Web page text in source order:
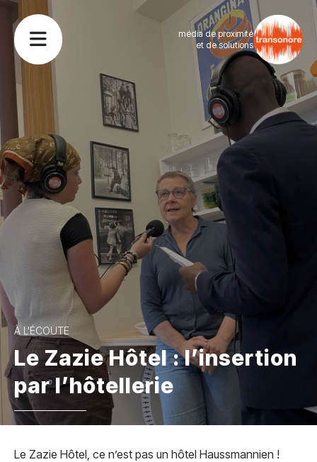
média de proximité
et de solutions
À L'ÉCOUTE
Le Zazie Hôtel : l’insertion
par l’hôtellerie
Le Zazie Hôtel, ce n’est pas un hôtel Haussmannien !